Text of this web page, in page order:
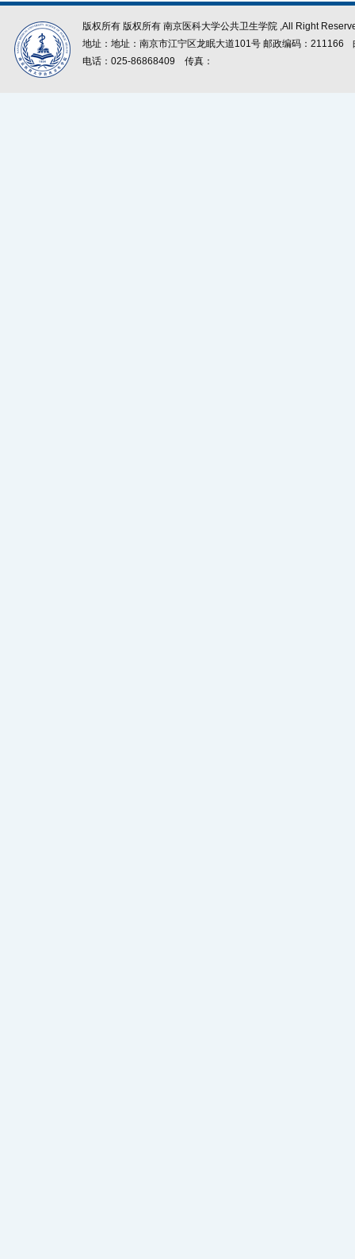
版权所有 版权所有 南京医科大学公共卫生学院 ,All Right
地址：地址：南京市江宁区龙眠大道101号 邮政编码：211166
电话：025-86868409
传真：